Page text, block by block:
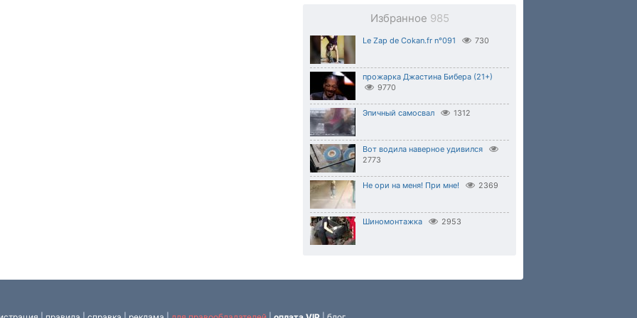
Избранное 985
Le Zap de Cokan.fr n°091 730
прожарка Джастина Бибера (21+)
9770
Эпичный самосвал 1312
Вот водила наверное удивился
2773
Не ори на меня! При мне! 2369
Шиномонтажка 2953